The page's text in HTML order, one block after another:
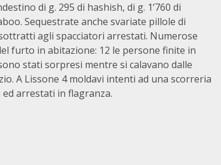
di g. 295 di hashish, di g. 1’760 di
Sequestrate anche svariate pillole di
agli spacciatori arrestati. Numerose
furto in abitazione: 12 le persone finite in
stati sorpresi mentre si calavano dalle
A Lissone 4 moldavi intenti ad una scorreria
arrestati in flagranza.